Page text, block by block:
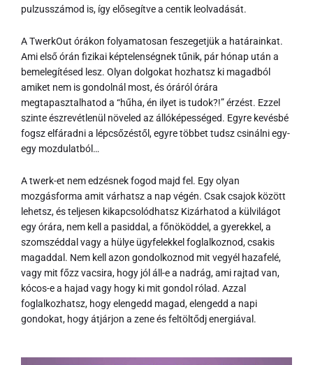
pulzusszámod is, így elősegítve a centik leolvadását.
A TwerkOut órákon folyamatosan feszegetjük a határainkat.
Ami első órán fizikai képtelenségnek tűnik, pár hónap után a
bemelegítésed lesz. Olyan dolgokat hozhatsz ki magadból
amiket nem is gondolnál most, és óráról órára
megtapasztalhatod a “hűha, én ilyet is tudok?!” érzést. Ezzel
szinte észrevétlenül növeled az állóképességed. Egyre kevésbé
fogsz elfáradni a lépcsőzéstől, egyre többet tudsz csinálni egy-
egy mozdulatból…
A twerk-et nem edzésnek fogod majd fel. Egy olyan
mozgásforma amit várhatsz a nap végén. Csak csajok között
lehetsz, és teljesen kikapcsolódhatsz Kizárhatod a külvilágot
egy órára, nem kell a pasiddal, a főnököddel, a gyerekkel, a
szomszéddal vagy a hülye ügyfelekkel foglalkoznod, csakis
magaddal. Nem kell azon gondolkoznod mit vegyél hazafelé,
vagy mit főzz vacsira, hogy jól áll-e a nadrág, ami rajtad van,
kócos-e a hajad vagy hogy ki mit gondol rólad. Azzal
foglalkozhatsz, hogy elengedd magad, elengedd a napi
gondokat, hogy átjárjon a zene és feltöltődj energiával.